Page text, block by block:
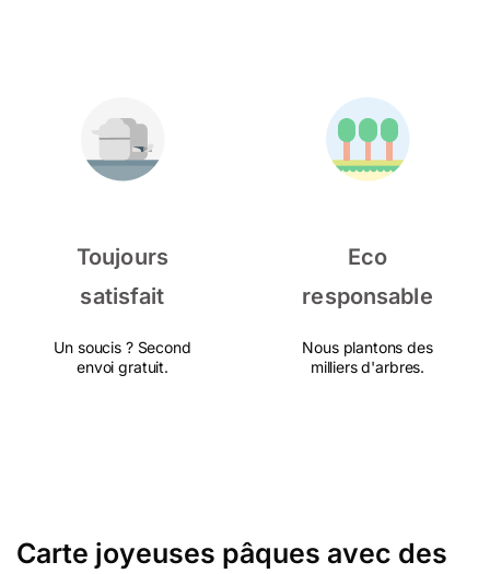
Toujours
satisfait
Un soucis ? Second
envoi gratuit.
Eco
responsable
Nous plantons des
milliers d'arbres.
Carte joyeuses pâques avec des